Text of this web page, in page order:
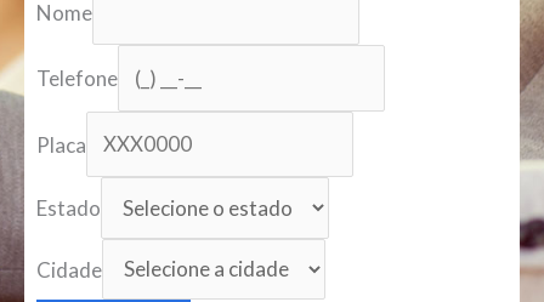
Nome
Telefone
Placa
Estado
Cidade